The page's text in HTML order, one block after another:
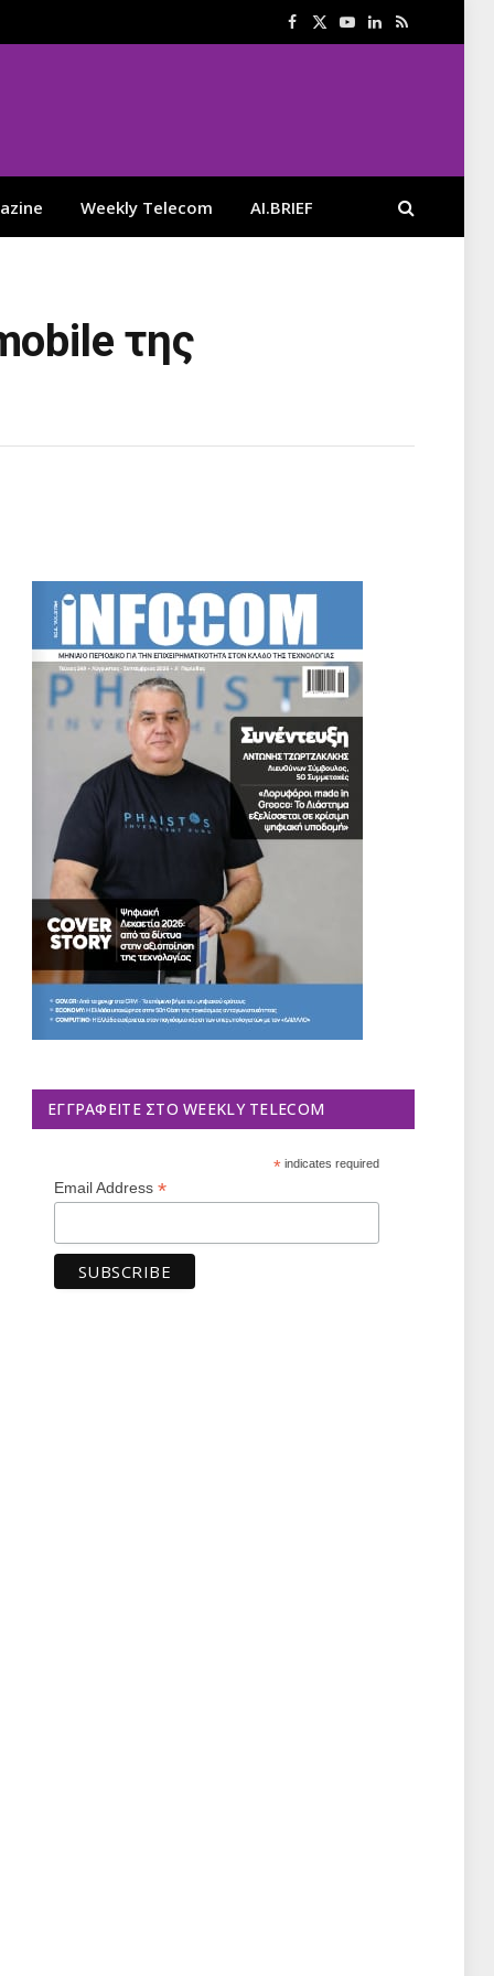
Facebook
X
YouTube
LinkedIn
RSS
Weekly Telecom AI.BRIEF
της
ΕΓΓΡΑΦΕΊΤΕ ΣΤΟ WEEKLY TELECOM
*indicates required
Email Address *